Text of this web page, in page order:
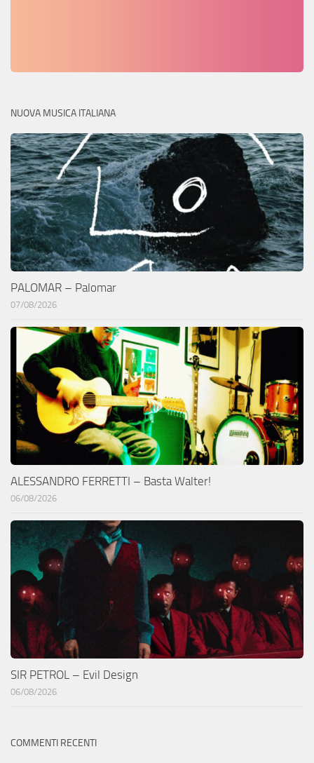
NUOVA MUSICA ITALIANA
PALOMAR – Palomar
07/08/2026
ALESSANDRO FERRETTI – Basta Walter!
06/08/2026
SIR PETROL – Evil Design
06/08/2026
COMMENTI RECENTI